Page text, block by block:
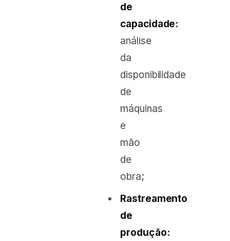
de
capacidade:
análise
da
disponibilidade
de
máquinas
e
mão
de
obra;
Rastreamento
de
produção: